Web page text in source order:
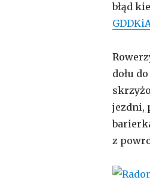
błąd
dołu
jezdni,
z